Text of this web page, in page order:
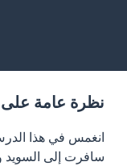
نظرة عامة
سافرت إلى